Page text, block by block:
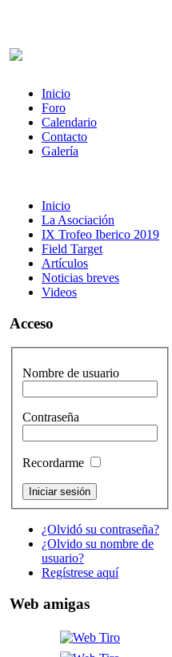
Inicio
Foro
Calendario
Contacto
Galería
Inicio
La Asociación
IX Trofeo Iberico 2019
Field Target
Artículos
Noticias breves
Videos
Acceso
Nombre de usuario
Contraseña
Recordarme
¿Olvidó su contraseña?
¿Olvido su nombre de
usuario?
Regístrese aquí
Web amigas